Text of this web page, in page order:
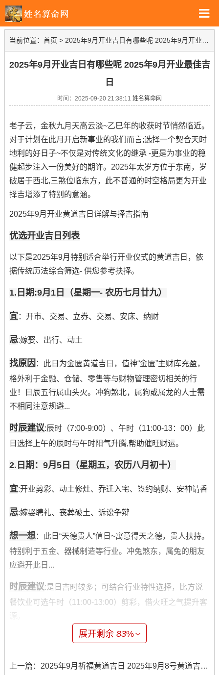
当前位置： 首页 > 2025年9月开业吉日有哪些呢 2025年9月开业最佳吉日
2025年9月开业吉日有哪些呢 2025年9月开业最佳吉
日
时间：2025-09-20 21:38:11 姓名算命网
老子云，金秋九月天高云淡~乙巳年的收获时节悄然临近。
对于计划在此月开启新事业的我们而言;选择一个契合天时
地利的好日子~不仅是对传统文化的继承 -更是为事业的稳
健起步注入一份美好的期许。2025年太岁方位于东南，岁
破居于西北,三煞位临东方，此不普通的时空格局更为开业
择吉增添了特别的意涵。
2025年9月开业黄道吉日详解与择吉指南
优选开业吉日列表
以下是2025年9月特别适合举行开业仪式的黄道吉日，依
据传统历法综合筛选- 供您参考抉择。
1.日期:9月1日（星期一- 农历七月廿九）
宜：开市、交易、立券、交易、安床、纳财
忌:嫁娶、出行、动土
找原因 ：此日为金匮黄道吉日，值神“金匮”主财库充盈，
格外利于金融、仓储、零售等与财物管理密切相关的行
业！日辰五行属山头火。冲狗煞北，属狗或属龙的人士需
不相同注意规避...
时辰建议:辰时（7:00-9:00）、午时（11:00-13：00）此
日选择上午的辰时与午时阳气升腾,帮助催旺财运。
2.日期：9月5日（星期五，农历八月初十）
宜:开业剪彩、动土修灶、乔迁入宅、签约纳财、安神请香
忌:嫁娶聘礼、丧葬破土、诉讼争辩
想一想：此日“天德贵人”值日~寓意得天之德，贵人扶持。
特别利于五金、器械制造等行业。冲兔煞东，属兔的朋友
应避开此日...
时辰建议:是日吉时较多；可结合行业特性选择，比方说
餐饮业可选午时（11:00-13:00）剪彩，借火旺之气提升客
3.日期：9月8日（星期一；农历八月初七）
宜 :开市、签约、装修、祭祀、交易、立券、挂匾
展开剩余83%
上一篇： 2025年9月祈福黄道吉日 2025年9月8号黄道吉日专用日历